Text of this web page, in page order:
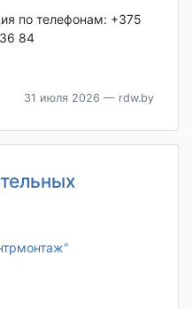
по телефонам: +375
84
31 июля 2026 — rdw.by